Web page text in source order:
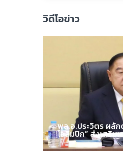
วิดีโอข่าว
พล.อ.ประวิตร ผลัก
โอลิมปิก” ส่งเสริ